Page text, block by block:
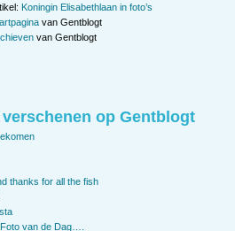
Koningin Elisabethlaan in foto’s
van Gentblogt
van Gentblogt
verschenen op Gentblogt
thanks for all the fish
van de Dag….